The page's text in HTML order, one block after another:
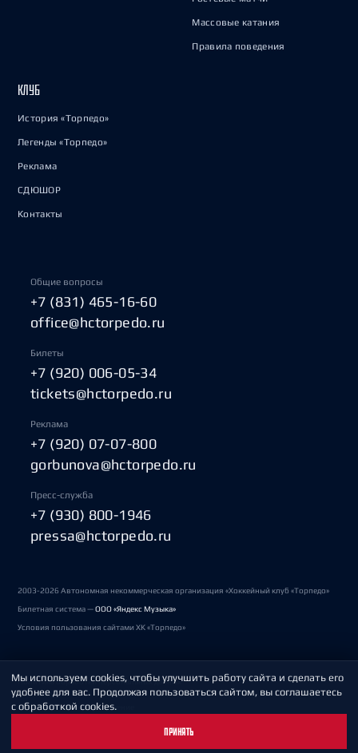
Массовые катания
Правила поведения
КЛУБ
История «Торпедо»
Легенды «Торпедо»
Реклама
СДЮШОР
Контакты
Общие вопросы
+7 (831) 465-16-60
office@hctorpedo.ru
Билеты
+7 (920) 006-05-34
tickets@hctorpedo.ru
Реклама
+7 (920) 07-07-800
gorbunova@hctorpedo.ru
Пресс-служба
+7 (930) 800-1946
pressa@hctorpedo.ru
2003-2026 Автономная некоммерческая организация «Хоккейный клуб «Торпедо»
Билетная система —ООО «Яндекс Музыка»
Условия пользования сайтами ХК «Торпедо»
Политика обработки персональных данных
Пользовательское соглашение
Мы используем cookies, чтобы улучшить работу сайта и сделать его
удобнее для вас. Продолжая пользоваться сайтом, вы соглашаетесь
с обработкой cookies.
ПРИНЯТЬ